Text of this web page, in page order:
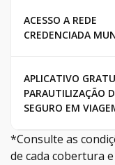
ACESSO A REDE
CREDENCIADA
APLICATIVO
PARAUTILIZAÇÃO
SEGURO EM
*Consulte as
de cada cobertura